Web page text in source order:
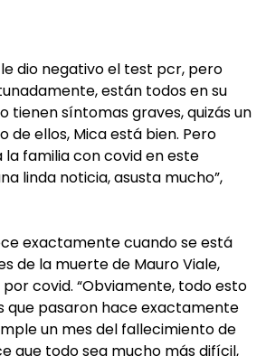
le dio negativo el test pcr, pero
están todos en su
tienen síntomas graves, quizás un
de ellos, Mica está bien. Pero
familia con covid en este
linda noticia, asusta mucho”,
exactamente cuando se está
de la muerte de Mauro Viale,
covid. “Obviamente, todo esto
que pasaron hace exactamente
un mes del fallecimiento de
que todo sea mucho más difícil,